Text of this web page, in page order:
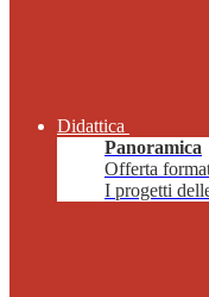
Didattica
Panoramica
Offerta
I progetti